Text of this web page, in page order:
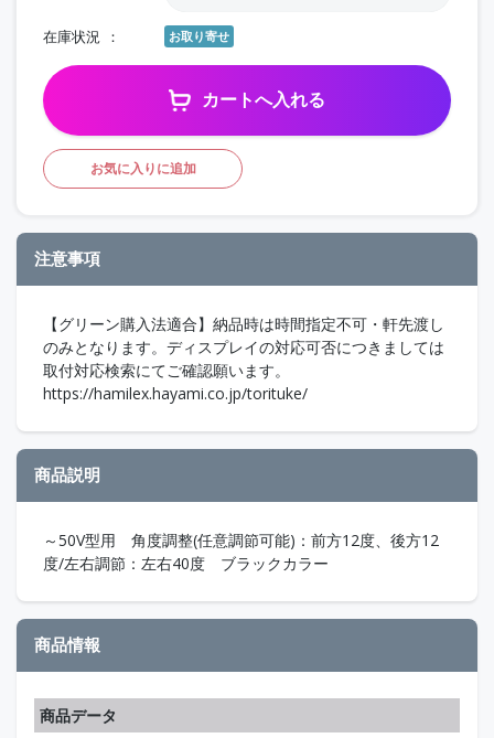
在庫状況 お取り寄せ
カートへ入れる
お気に入りに追加
注意事項
【グリーン購入法適合】納品時は時間指定不可・軒先渡し
のみとなります。ディスプレイの対応可否につきましては
取付対応検索にてご確認願います。
https://hamilex.hayami.co.jp/torituke/
商品説明
～50V型用 角度調整(任意調節可能)：前方12度、後方12
度/左右調節：左右40度 ブラックカラー
商品情報
商品データ